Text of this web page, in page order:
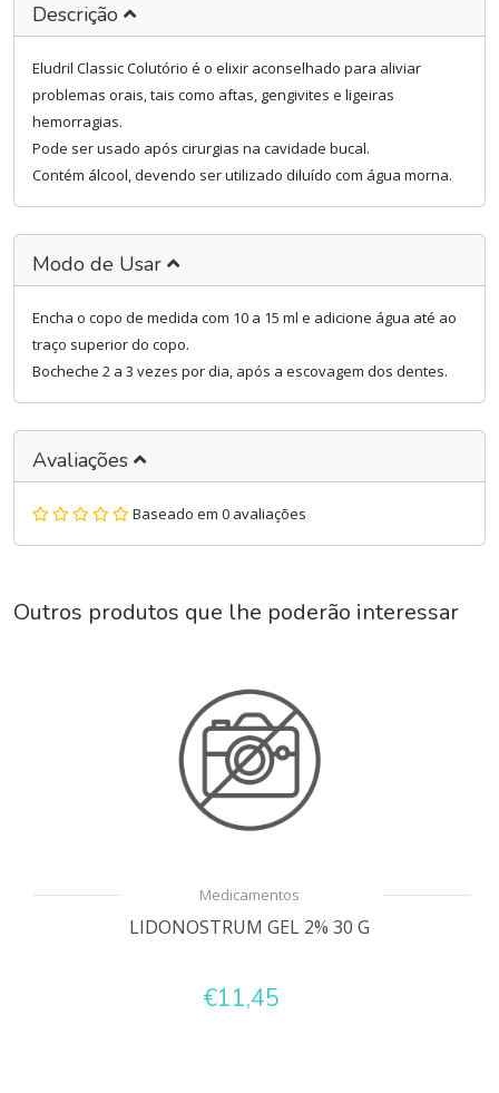
Descrição
Eludril Classic Colutório é o elixir aconselhado para aliviar
problemas orais, tais como aftas, gengivites e ligeiras
hemorragias.
Pode ser usado após cirurgias na cavidade bucal.
Contém álcool, devendo ser utilizado diluído com água morna.
Modo de Usar
Encha o copo de medida com 10 a 15 ml e adicione água até ao
traço superior do copo.
Bocheche 2 a 3 vezes por dia, após a escovagem dos dentes.
Avaliações
Baseado em 0 avaliações
Outros produtos que lhe poderão interessar
Medicamentos
LIDONOSTRUM GEL 2% 30 G
€11,45